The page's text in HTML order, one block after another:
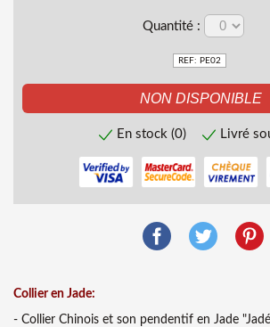
Quantité :
REF: PE02
En stock (0) Livré
Collier en Jade:
- Collier Chinois et son pendentif en Jade